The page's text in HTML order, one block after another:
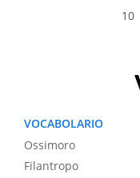
VOCABOLARIO
Ossimoro
Filantropo